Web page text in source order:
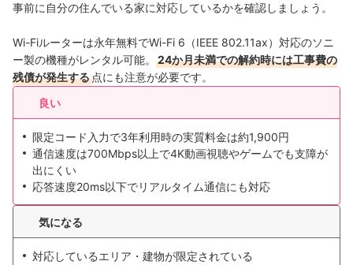
事前に自分の住んでいる家に対応しているかを確認しましょう。
Wi-Fiルーターは永年無料でWi-Fi 6（IEEE 802.11ax）対応のソニ
ー製の機種がレンタル可能。
24か月未満での解約時には工事費の
残債が発生する 点にも注意が必要です。
良い
限定コード入力で3年利用時の実質料金は約1,900円
通信速度は700Mbps以上で4K動画視聴やゲームでも支障が
出にくい
応答速度20ms以下でリアルタイム通信にも対応
気になる
対応しているエリア・建物が限定されている